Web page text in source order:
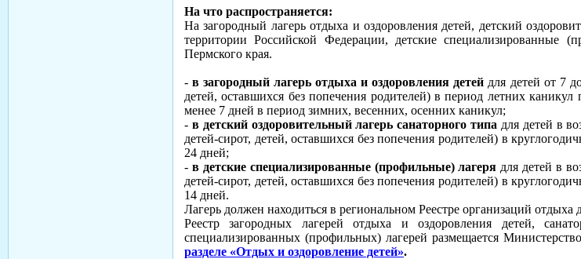
На что распространяется:
На загородный лагерь отдыха и оздоровления детей, детский
территории Российской Федерации, детские специализированные
Пермского края.
-в загородный лагерь отдыха и оздоровления детей для детей от 7
детей, оставшихся без попечения родителей) в период летних
менее 7 дней в период зимних, весенних, осенних каникул;
- в детский оздоровительный лагерь санаторного типа для детей в
детей-сирот, детей, оставшихся без попечения родителей) в
24 дней;
- в детские специализированные (профильные) лагеря для детей в
детей-сирот, детей, оставшихся без попечения родителей) в
14 дней.
Лагерь должен находиться в региональном Реестре организаций отдыха
Реестр загородных лагерей отдыха и оздоровления детей,
специализированных (профильных) лагерей размещается
разделе «Отдых и оздоровление детей».